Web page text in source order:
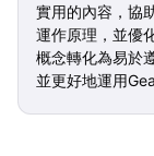
實用的內容，協
運作原理，並優
概念轉化為易於
並更好地運用